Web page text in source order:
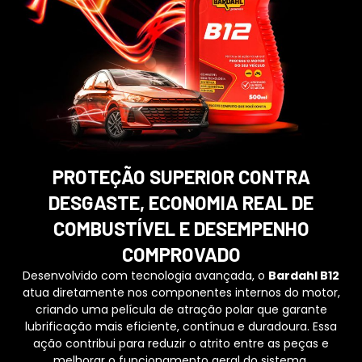
PROTEÇÃO SUPERIOR CONTRA
DESGASTE, ECONOMIA REAL DE
COMBUSTÍVEL E DESEMPENHO
COMPROVADO
Desenvolvido com tecnologia avançada, o Bardahl B12
atua diretamente nos componentes internos do motor,
criando uma película de atração polar que garante
lubrificação mais eficiente, contínua e duradoura. Essa
ação contribui para reduzir o atrito entre as peças e